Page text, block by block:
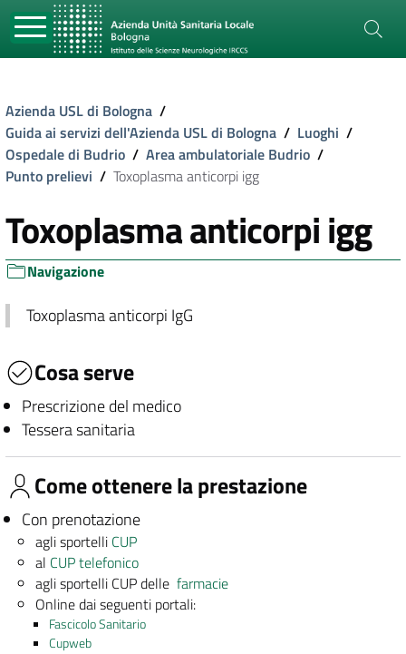
Azienda USL di Bologna /
Guida ai servizi dell'Azienda USL di Bologna / Luoghi /
Ospedale di Budrio / Area ambulatoriale Budrio /
Punto prelievi / Toxoplasma anticorpi igg
Toxoplasma anticorpi igg
Navigazione
Toxoplasma anticorpi IgG
Cosa serve
Prescrizione del medico
Tessera sanitaria
Come ottenere la prestazione
Con prenotazione
agli sportelli CUP
al CUP telefonico
agli sportelli CUP dellefarmacie
Online dai seguenti portali:
Fascicolo Sanitario
Cupweb